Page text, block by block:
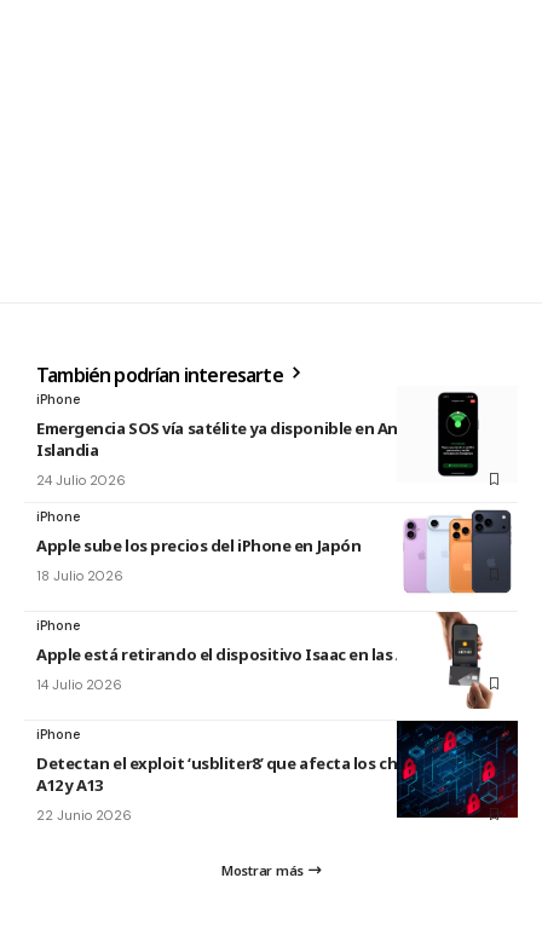
También podrían interesarte
iPhone
Emergencia SOS vía satélite ya disponible en Andorra e
Islandia
24 Julio 2026
iPhone
Apple sube los precios del iPhone en Japón
18 Julio 2026
iPhone
Apple está retirando el dispositivo Isaac en las Apple Store
14 Julio 2026
iPhone
Detectan el exploit ‘usbliter8’ que afecta los chips de Apple
A12 y A13
22 Junio 2026
Mostrar más